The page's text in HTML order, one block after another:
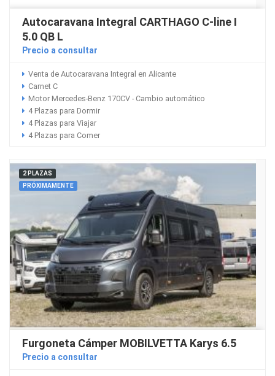
Autocaravana Integral CARTHAGO C-line I
5.0 QB L
Precio a consultar
Venta de Autocaravana Integral en Alicante
Carnet C
Motor Mercedes-Benz 170CV - Cambio automático
4 Plazas para Dormir
4 Plazas para Viajar
4 Plazas para Comer
2 PLAZAS
PRÓXIMAMENTE
Furgoneta Cámper MOBILVETTA Karys 6.5
Precio a consultar